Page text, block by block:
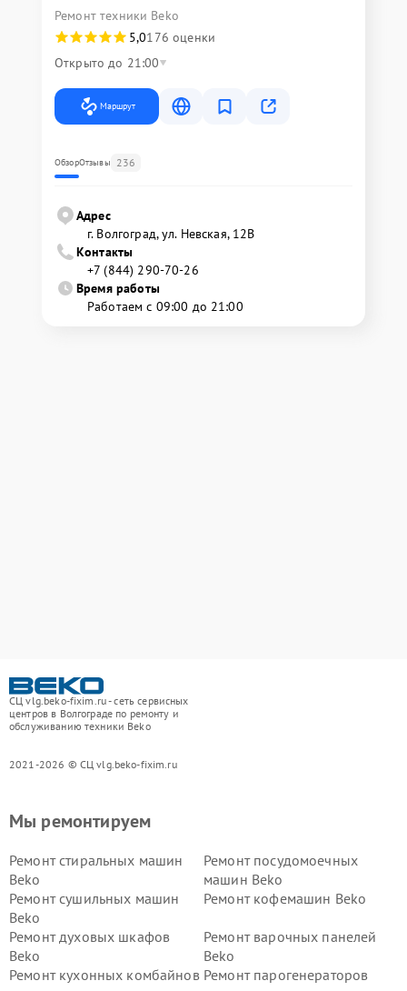
Ремонт техники Beko
5,0176 оценки
Открыто до 21:00
Маршрут
ОбзорОтзывы 236
Адрес
г. Волгоград, ул. Невская, 12В
Контакты
+7 (844) 290-70-26
Время работы
Работаем с 09:00 до 21:00
СЦ vlg.beko-fixim.ru - сеть сервисных
центров в Волгограде по ремонту и
обслуживанию техники Beko
2021-2026 © СЦ vlg.beko-fixim.ru
Мы ремонтируем
Ремонт стиральных машин
Beko
Ремонт посудомоечных
машин Beko
Ремонт сушильных машин
Beko
Ремонт кофемашин Beko
Ремонт духовых шкафов
Beko
Ремонт варочных панелей
Beko
Ремонт кухонных комбайнов Ремонт парогенераторов